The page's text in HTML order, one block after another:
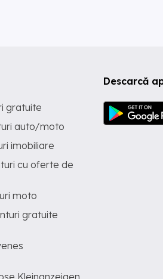
Descarcă
gratuite
auto/moto
imobiliare
cu oferte de
moto
gratuite
Kleinanzeigen